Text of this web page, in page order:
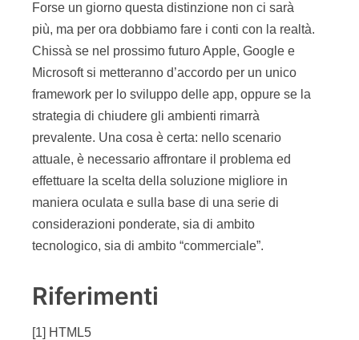
Forse un giorno questa distinzione non ci sarà
più, ma per ora dobbiamo fare i conti con la realtà.
Chissà se nel prossimo futuro Apple, Google e
Microsoft si metteranno d’accordo per un unico
framework per lo sviluppo delle app, oppure se la
strategia di chiudere gli ambienti rimarrà
prevalente. Una cosa è certa: nello scenario
attuale, è necessario affrontare il problema ed
effettuare la scelta della soluzione migliore in
maniera oculata e sulla base di una serie di
considerazioni ponderate, sia di ambito
tecnologico, sia di ambito “commerciale”.
Riferimenti
[1] HTML5